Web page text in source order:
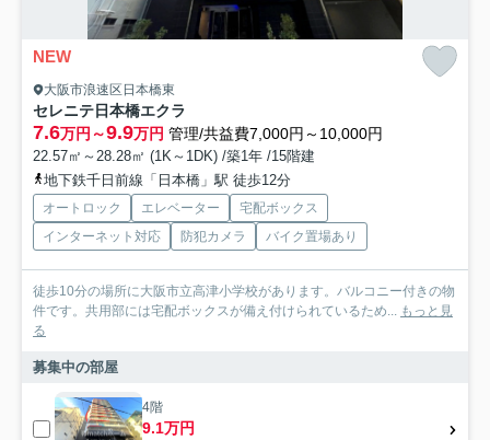
NEW
大阪市浪速区日本橋東
セレニテ日本橋エクラ
7.6万円～9.9万円 管理/共益費7,000円～10,000円
22.57㎡～28.28㎡ (1K～1DK) /築1年 /15階建
地下鉄千日前線「日本橋」駅 徒歩12分
オートロック エレベーター
宅配ボックス
インターネット対応
防犯カメラ バイク置場あり
徒歩10分の場所に大阪市立高津小学校があります。バルコニー付きの物
件です。共用部には宅配ボックスが備え付けられているため...
もっと見
る
募集中の部屋
4階
9.1万円